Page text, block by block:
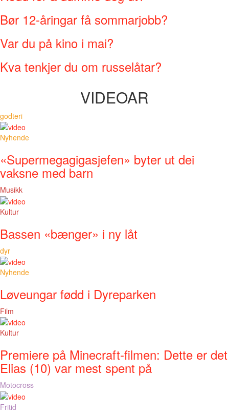
Bør 12-åringar få sommarjobb?
Var du på kino i mai?
Kva tenkjer du om russelåtar?
VIDEOAR
godteri
Nyhende
«Supermegagigasjefen» byter ut dei
vaksne med barn
Musikk
Kultur
Bassen «bænger» i ny låt
dyr
Nyhende
Løveungar fødd i Dyreparken
Film
Kultur
Premiere på Minecraft-filmen: Dette er det
Elias (10) var mest spent på
Motocross
Fritid